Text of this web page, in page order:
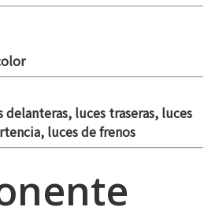
delanteras, luces traseras, luces
luces de frenos